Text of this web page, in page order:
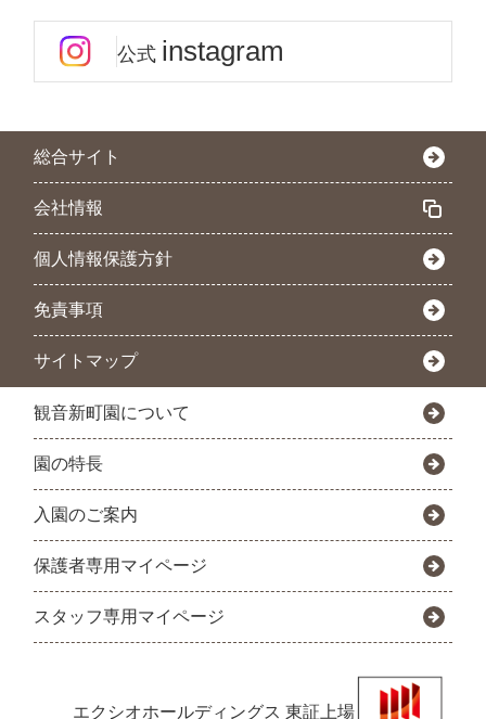
公式 instagram
総合サイト
会社情報
個人情報保護方針
免責事項
サイトマップ
観音新町園について
園の特長
入園のご案内
保護者専用マイページ
スタッフ専用マイページ
エクシオホールディングス 東証上場